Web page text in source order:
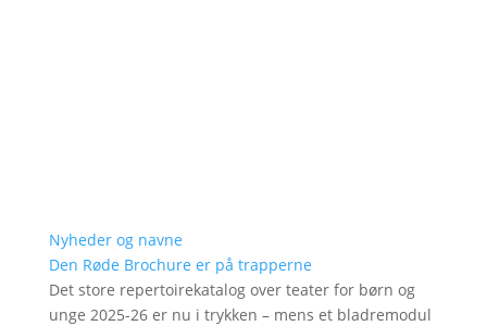
Nyheder og navne
Den Røde Brochure er på trapperne
Det store repertoirekatalog over teater for børn og
unge 2025-26 er nu i trykken – mens et bladremodul